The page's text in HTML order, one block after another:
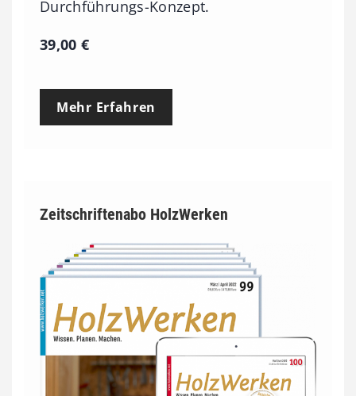
Durchführungs-Konzept.
39,00€
Mehr Erfahren
Zeitschriftenabo HolzWerken